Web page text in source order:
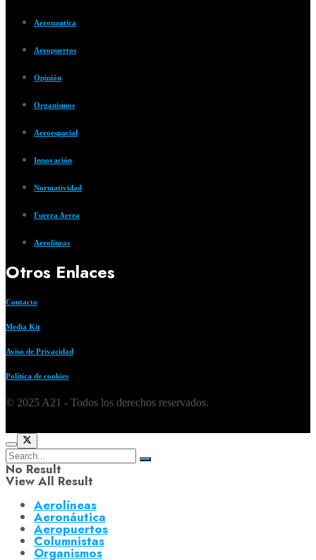
Aeronautica
Aeropuertos
Opinión
Organismos
Aeroespacial
Innovación
Normatividad
Fuerza Aerea
Aerolíneas
Otros Enlaces
Contacto
Media Kit
Aviso de Privacidad
Política de cookies
© 2025 A21 - Todos los derechos reservados.
No Result
View All Result
Aerolíneas
Aeronáutica
Aeropuertos
Columnistas
Organismos